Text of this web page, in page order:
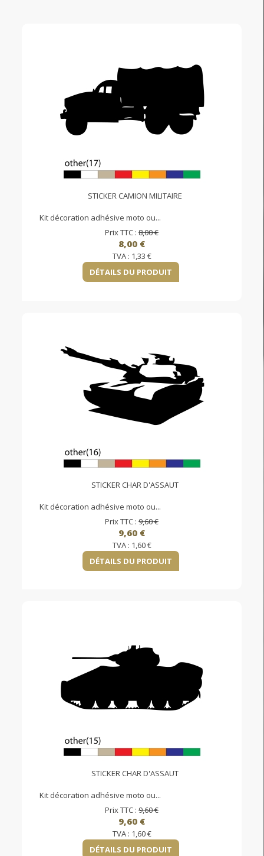
STICKER CAMION MILITAIRE
Kit décoration adhésive moto ou...
Prix TTC : 8,00 €
8,00 €
TVA : 1,33 €
DÉTAILS DU PRODUIT
STICKER CHAR D'ASSAUT
Kit décoration adhésive moto ou...
Prix TTC : 9,60 €
9,60 €
TVA : 1,60 €
DÉTAILS DU PRODUIT
STICKER CHAR D'ASSAUT
Kit décoration adhésive moto ou...
Prix TTC : 9,60 €
9,60 €
TVA : 1,60 €
DÉTAILS DU PRODUIT